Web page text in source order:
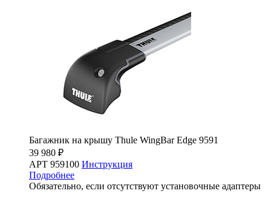
Багажник на крышу Thule WingBar Edge 9591
39 980 ₽
АРТ 959100 Инструкция
Подробнее
Обязательно, если отсутствуют установочные адаптеры